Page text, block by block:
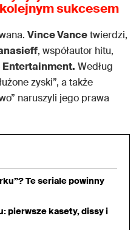
sukcesem
Vince Vancetwierdzi,
, współautor hitu,
Entertainment. Według
zyski”, a także
naruszyli jego prawa
Te seriale powinny
pierwsze kasety, dissy i